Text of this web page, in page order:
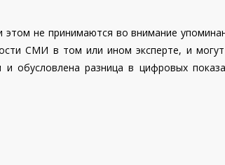
этом не принимаются во внимание
СМИ в том или ином эксперте, и
и обусловлена разница в цифровых